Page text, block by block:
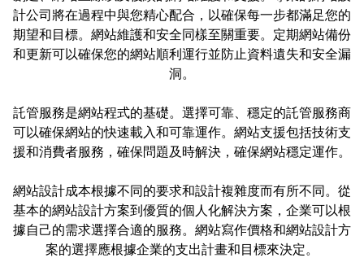
計公司將在過程中與您精心配合，以確保每一步都滿足您的
期望和目標。網站維護和安全同樣至關重要。定期網站備份
和更新可以確保您的網站順利運行並防止資料遺失和安全漏
洞。
託管服務是網站程式的基礎。選擇可靠、穩定的託管服務商
可以確保網站的快速載入和可靠運作。網站支援包括技術支
援和消費者服務，確保問題及時解決，確保網站穩定運作。
網站設計成本根據不同的要求和設計複雜度而有所不同。從
基本的網站設計方案到優質的個人化解決方案，企業可以根
據自己的需求選擇合適的服務。網站寫作價格和網站設計方
案的選擇應根據企業的支出計畫和目標來決定。